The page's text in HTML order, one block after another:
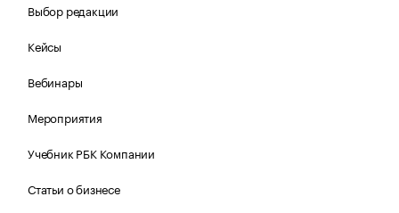
Выбор редакции
Кейсы
Вебинары
Мероприятия
Учебник РБК Компании
Статьи о бизнесе